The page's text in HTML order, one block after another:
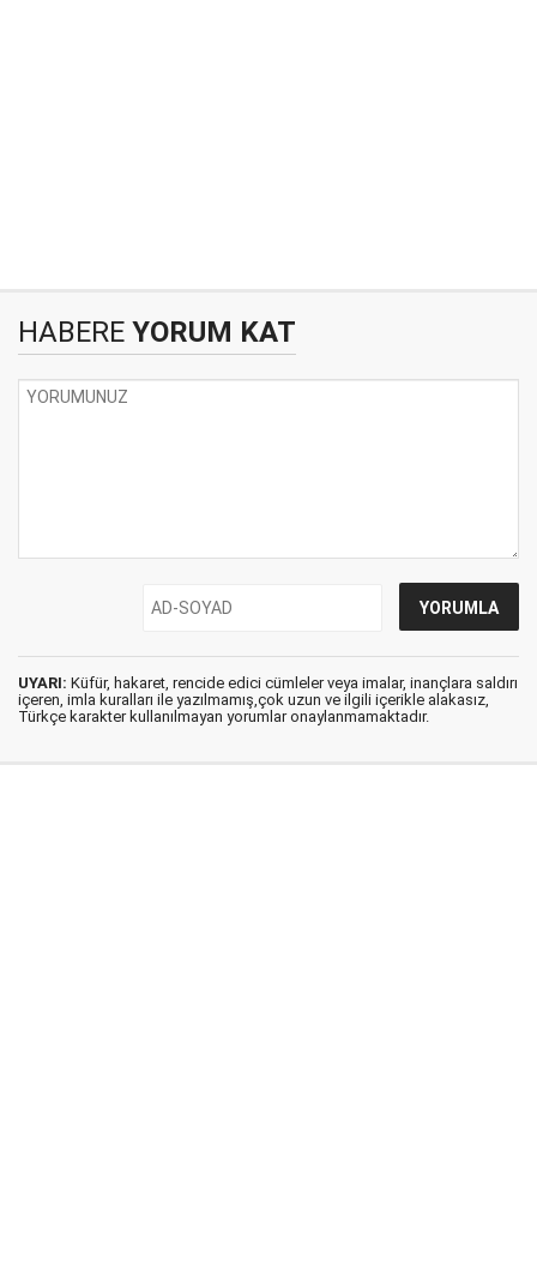
HABERE YORUM KAT
UYARI: Küfür, hakaret, rencide edici cümleler veya imalar, inançlara saldırı
içeren, imla kuralları ile yazılmamış,çok uzun ve ilgili içerikle alakasız,
Türkçe karakter kullanılmayan yorumlar onaylanmamaktadır.